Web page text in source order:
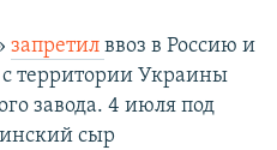
запретил ввоз в Россию и
территории Украины
завода. 4 июля под
сыр